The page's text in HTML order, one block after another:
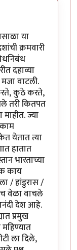
या
क्रमवारी
दहाव्या
वाटली.
कुठे करते,
तरी कितपत
ज्या
येतात त्या
हातात
भारताच्या
काय
/ हांडुरास /
वेळा वाचले
देश आहे.
प्रमुख
ला दिले,